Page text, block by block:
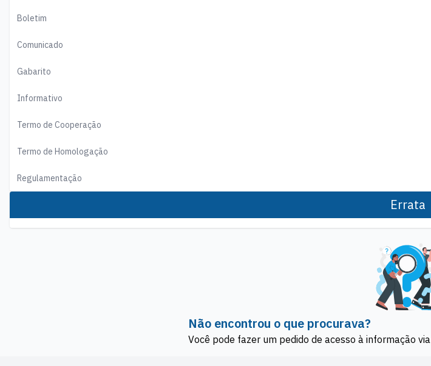
Boletim
Comunicado
Gabarito
Informativo
Termo de Cooperação
Termo de Homologação
Regulamentação
Errata
Não encontrou o que procurava?
Você pode fazer um pedido de acesso à informação via